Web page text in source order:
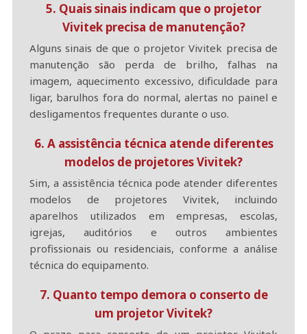
5. Quais sinais indicam que o projetor
Vivitek precisa de manutenção?
Alguns sinais de que o projetor Vivitek precisa de
manutenção são perda de brilho, falhas na
imagem, aquecimento excessivo, dificuldade para
ligar, barulhos fora do normal, alertas no painel e
desligamentos frequentes durante o uso.
6. A assistência técnica atende diferentes
modelos de projetores Vivitek?
Sim, a assistência técnica pode atender diferentes
modelos de projetores Vivitek, incluindo
aparelhos utilizados em empresas, escolas,
igrejas, auditórios e outros ambientes
profissionais ou residenciais, conforme a análise
técnica do equipamento.
7. Quanto tempo demora o conserto de
um projetor Vivitek?